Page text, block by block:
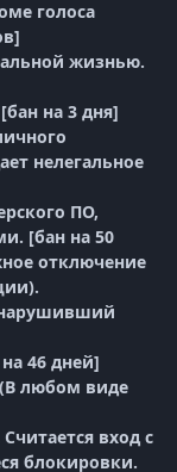
голоса
жизнью.
на 3 дня]
нелегальное
ПО,
[бан на 50
отключение
46 дней]
любом виде
вход с
блокировки.